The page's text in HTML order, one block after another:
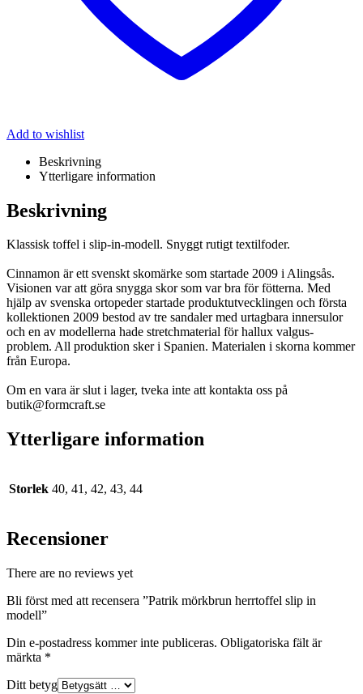
Add to wishlist
Beskrivning
Ytterligare information
Beskrivning
Klassisk toffel i slip-in-modell. Snyggt rutigt textilfoder.
Cinnamon är ett svenskt skomärke som startade 2009 i Alingsås.
Visionen var att göra snygga skor som var bra för fötterna. Med
hjälp av svenska ortopeder startade produktutvecklingen och första
kollektionen 2009 bestod av tre sandaler med urtagbara innersulor
och en av modellerna hade stretchmaterial för hallux valgus-
problem. All produktion sker i Spanien. Materialen i skorna kommer
från Europa.
Om en vara är slut i lager, tveka inte att kontakta oss på
butik@formcraft.se
Ytterligare information
Storlek 40, 41, 42, 43, 44
Recensioner
There are no reviews yet
Bli först med att recensera ”Patrik mörkbrun herrtoffel slip in
modell”
Din e-postadress kommer inte publiceras. Obligatoriska fält är
märkta *
Ditt betyg